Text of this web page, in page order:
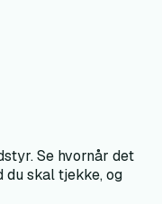
Se hvornår det
du skal tjekke, og